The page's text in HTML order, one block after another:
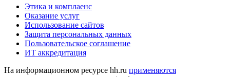
Этика и комплаенс
Оказание услуг
Использование сайтов
Защита персональных данных
Пользовательское соглашение
ИТ аккредитация
На информационном ресурсе hh.ru применяются